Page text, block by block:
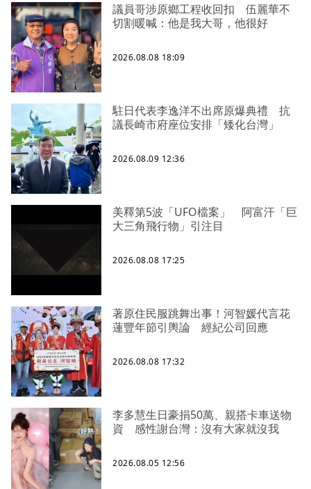
議員哥涉原鄉工程收回扣 伍麗華不
切割暖喊：他是我大哥，他很好
2026.08.08 18:09
駐日代表李逸洋不出席原爆典禮 抗
議長崎市府座位安排「矮化台灣」
2026.08.09 12:36
美釋第5波「UFO檔案」 阿富汗「巨
大三角飛行物」引注目
2026.08.08 17:25
著原住民服跳舞出事！河智媛代言花
蓮豐年節引輿論 經紀公司回應
2026.08.08 17:32
李多慧生日豪捐50萬、親搭卡車送物
資 感性謝台灣：沒有大家就沒我
2026.08.05 12:56